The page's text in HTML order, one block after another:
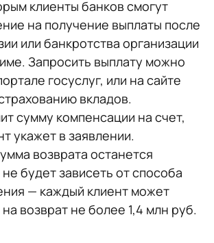
клиенты банков смогут
на получение выплаты после
или банкротства организации
Запросить выплату можно
госуслуг, или на сайте
вкладов.
сумму компенсации на счет,
укажет в заявлении.
возврата останется
будет зависеть от способа
— каждый клиент может
возврат не более 1,4 млн руб.